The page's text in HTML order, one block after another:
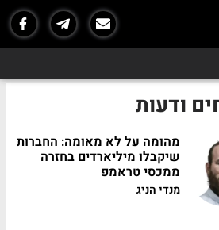
ודעות
מהומה על לא מאומה: החברות
שיקבלו מיליארדים בחזרה
ממכסי טראמפ
מנדי הניג